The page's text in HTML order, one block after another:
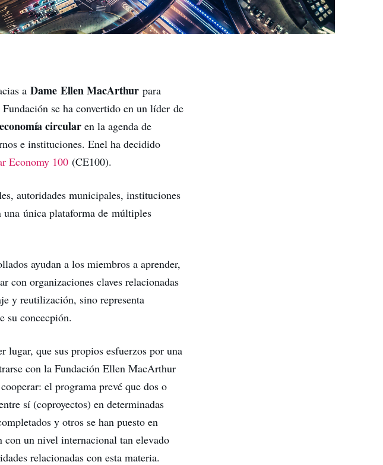
aDame Ellen MacArthur para
se ha convertido en un líder de
economía circularen la agenda de
e instituciones. Enel ha decidido
Economy 100 (CE100).
autoridades municipales, instituciones
una única plataforma de múltiples
ayudan a los miembros a aprender,
con organizaciones claves relacionadas
y reutilización, sino representa
su concecpión.
lugar, que sus propios esfuerzos por una
con la Fundación Ellen MacArthur
el programa prevé que dos o
sí (coproyectos) en determinadas
y otros se han puesto en
con un nivel internacional tan elevado
relacionadas con esta materia.